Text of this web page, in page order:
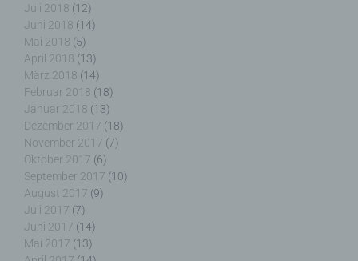
Juli 2018 (12)
Juni 2018 (14)
Mai 2018 (5)
April 2018 (13)
März 2018 (14)
Februar 2018 (18)
Januar 2018 (13)
Dezember 2017 (18)
November 2017 (7)
Oktober 2017 (6)
September 2017 (10)
August 2017 (9)
Juli 2017 (7)
Juni 2017 (14)
Mai 2017 (13)
Verantwortlicher oder für die Verarbeitung
Verantwortlicher ist die natürliche oder juristische
Person, Behörde, Einrichtung oder andere Stelle,
die allein oder gemeinsam mit anderen über die
Zwecke und Mittel der Verarbeitung von
personenbezogenen Daten entscheidet. Sind die
Zwecke und Mittel dieser Verarbeitung durch das
Unionsrecht oder das Recht der Mitgliedstaaten
vorgegeben, so kann der Verantwortliche
beziehungsweise können die bestimmten Kriterien
seiner Benennung nach dem Unionsrecht oder
dem Recht der Mitgliedstaaten vorgesehen
werden.